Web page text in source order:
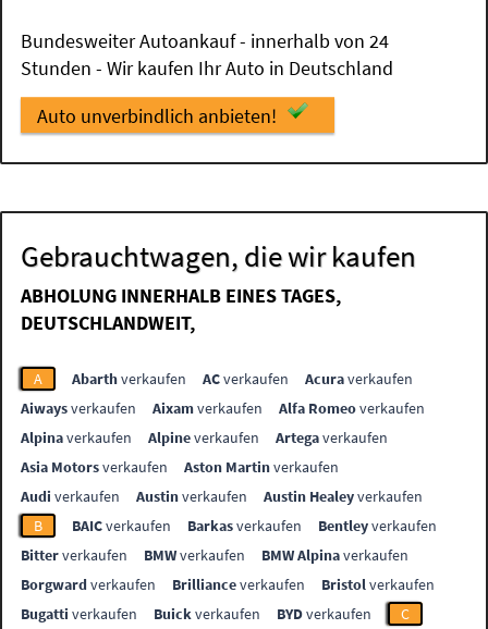
Bundesweiter Autoankauf - innerhalb von 24
Stunden - Wir kaufen Ihr Auto in Deutschland
Auto unverbindlich anbieten!
Gebrauchtwagen, die wir kaufen
ABHOLUNG INNERHALB EINES TAGES,
DEUTSCHLANDWEIT,
A Abarthverkaufen ACverkaufen Acuraverkaufen
Aiwaysverkaufen Aixamverkaufen Alfa Romeoverkaufen
Alpinaverkaufen Alpineverkaufen Artegaverkaufen
Asia Motorsverkaufen Aston Martinverkaufen
Audi verkaufen Austinverkaufen Austin Healeyverkaufen
B
BAICverkaufen Barkasverkaufen Bentleyverkaufen
Bitterverkaufen BMWverkaufen BMW Alpinaverkaufen
Borgwardverkaufen Brillianceverkaufen Bristolverkaufen
Bugatti verkaufen Buickverkaufen BYDverkaufen C